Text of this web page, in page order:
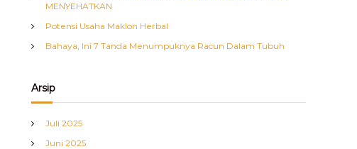
MENYEHATKAN
Potensi Usaha Maklon Herbal
Bahaya, Ini 7 Tanda Menumpuknya Racun Dalam Tubuh
Arsip
Juli 2025
Juni 2025